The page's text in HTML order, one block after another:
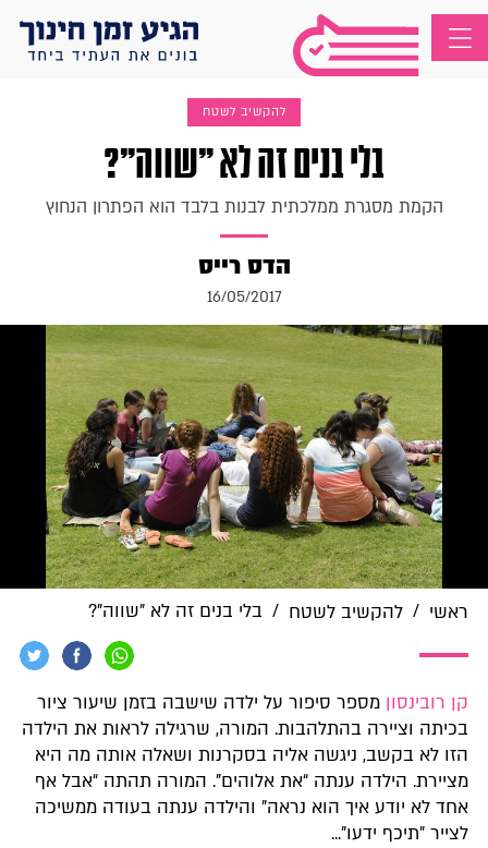
להקשיב לשטח
בלי בנים זה לא "שווה"?
הקמת מסגרת ממלכתית לבנות בלבד הוא הפתרון הנחוץ
הדס רייס
16/05/2017
ראשי / להקשיב לשטח / בלי בנים זה לא "שווה"?
קן רובינסון מספר סיפור על ילדה שישבה בזמן שיעור ציור
בכיתה וציירה בהתלהבות. המורה, שרגילה לראות את הילדה
הזו לא בקשב, ניגשה אליה בסקרנות ושאלה אותה מה היא
מציירת. הילדה ענתה “את אלוהים”. המורה תהתה “אבל אף
אחד לא יודע איך הוא נראה” והילדה ענתה בעודה ממשיכה
לצייר "תיכף ידעו"...